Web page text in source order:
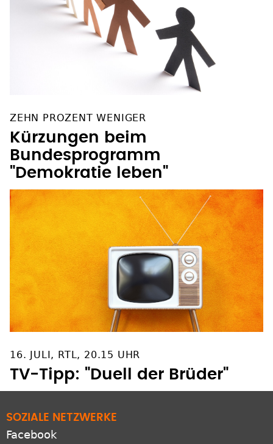
ZEHN PROZENT WENIGER
Kürzungen beim
Bundesprogramm
"Demokratie leben"
16. JULI, RTL, 20.15 UHR
TV-Tipp: "Duell der Brüder"
SOZIALE NETZWERKE
Facebook